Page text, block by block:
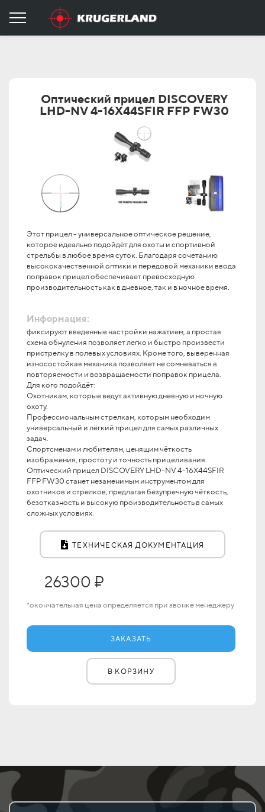
Оптический прицел DISCOVERY
LHD-NV 4-16X44SFIR FFP FW30
Этот прицел - универсальное оптическое решение,
которое идеально подойдёт для охоты и спортивной
стрельбы в любое время суток. Благодаря сочетанию
высококачественной оптики и передовой механики ввода
поправок прицел обеспечивает превосходную
производительность как в дневное, так и в ночное время.
Информация:
фиксируют введенные настройки нажатием, а простая
схема обнуления позволяет легко и быстро произвести
пристрелку в полевых условиях. Кроме того, выверенная
износостойкая механика позволяет не сомневаться в
повторяемости и возвращаемости поправок прицела.
Для кого подойдёт:
Охотникам, которые ведут активную дневную и ночную
охоту.
Профессиональным стрелкам, которым необходим
универсальный и лёгкий прицел для самых различных
задач.
Спортсменам и любителям, ценящим чёткость
изображения, простоту и точность прицеливания.
Оптический прицел DISCOVERY LHD-NV 4-16X44SFIR
FFP FW30 станет незаменимым инструментом для
охотников и стрелков, предлагая безупречную чёткость,
безотказность и высокую производительность в самых
сложных условиях.
ТЕХНИЧЕСКАЯ ДОКУМЕНТАЦИЯ
26300 ₽
*окончательная цена определяется при звонке менеджеру
ЗАКАЗАТЬ
В КОРЗИНУ